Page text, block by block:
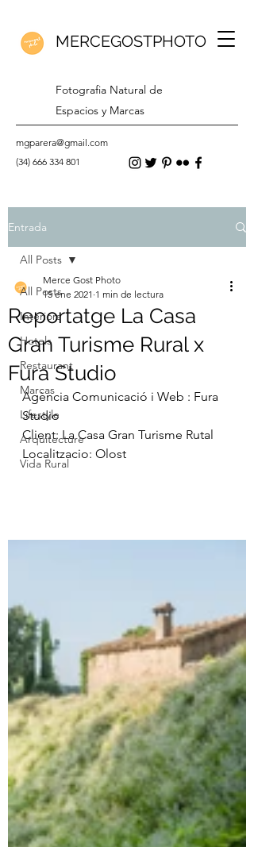
MERCEGOSTPHOTO
Fotografia Natural de
Espacios y Marcas
mgparera@gmail.com
(34) 666 334 801
Entrada
All Posts
Interiors
Hotels
Restaurant
Marcas
Lifestyle
Arquitecture
Vida Rural
All Posts
Reportatge La Casa
Gran Turisme Rural x
Fura Studio
Merce Gost Photo
15 ene 2021 1 min de lectura
Agència Comunicació i Web : Fura
Studio
Client: La Casa Gran Turisme Rutal
Localitzacio: Olost